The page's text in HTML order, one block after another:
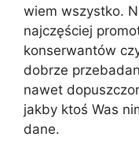
wiem wszystko.
najczęściej
konserwantów
dobrze
nawet
jakby ktoś Was
dane.